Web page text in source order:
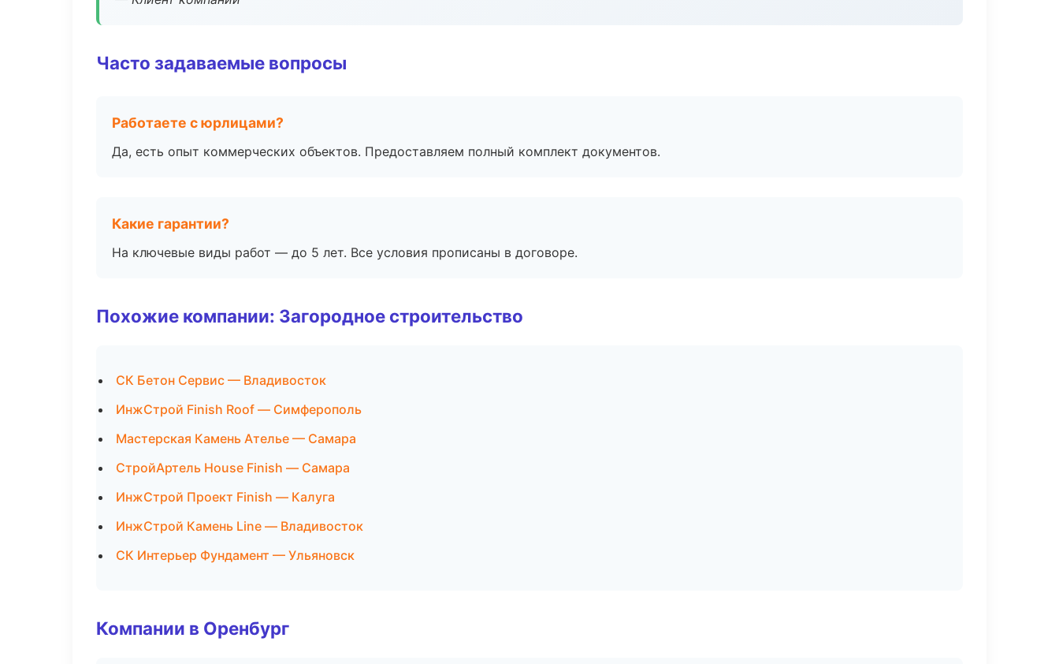
Часто задаваемые вопросы
Работаете с юрлицами?
Да, есть опыт коммерческих объектов. Предоставляем полный комплект документов.
Какие гарантии?
На ключевые виды работ — до 5 лет. Все условия прописаны в договоре.
Похожие компании: Загородное строительство
СК Бетон Сервис — Владивосток
ИнжСтрой Finish Roof — Симферополь
Мастерская Камень Ателье — Самара
СтройАртель House Finish — Самара
ИнжСтрой Проект Finish — Калуга
ИнжСтрой Камень Line — Владивосток
СК Интерьер Фундамент — Ульяновск
Компании в Оренбург